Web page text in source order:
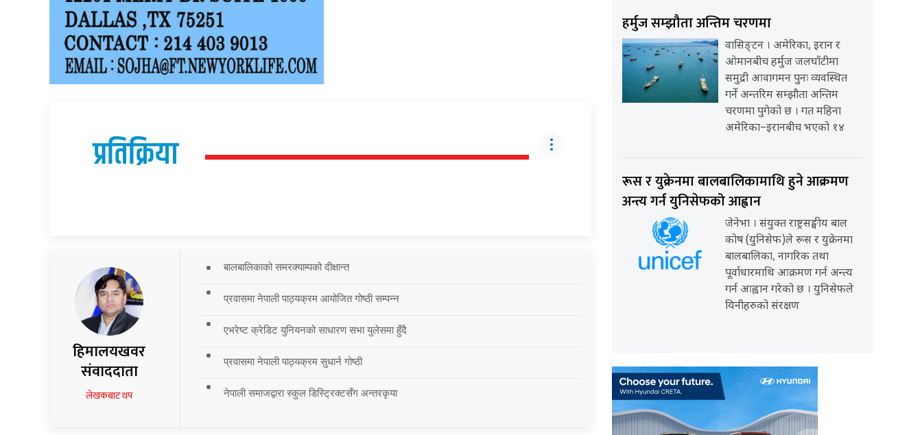
प्रतिक्रिया
हिमालयखवर
संवाददाता
लेखकबाट थप
बालबालिकाको समरक्याम्पको दीक्षान्त
प्रवासमा नेपाली पाठ्यक्रम आयोजित गोष्ठी सम्पन्न
एभरेष्ट क्रेडिट युनियनको साधारण सभा युलेसमा हुँदै
प्रवासमा नेपाली पाठ्यक्रम सुधार्न गोष्ठी
नेपाली समाजद्वारा स्कुल डिस्ट्रिक्टसँग अन्तरकृया
हर्मुज सम्झौता अन्तिम चरणमा
वासिङ्टन । अमेरिका, इरान र
ओमानबीच हर्मुज जलघाँटीमा
समुद्री आवागमन पुनः व्यवस्थित
गर्ने अन्तरिम सम्झौता अन्तिम
चरणमा पुगेको छ । गत महिना
अमेरिका–इरानबीच भएको १४
रूस र युक्रेनमा बालबालिकामाथि हुने आक्रमण
अन्त्य गर्न युनिसेफको आह्वान
जेनेभा । संयुक्त राष्ट्रसङ्घीय बाल
कोष (युनिसेफ)ले रूस र युक्रेनमा
बालबालिका, नागरिक तथा
पूर्वाधारमाथि आक्रमण गर्न अन्त्य
गर्न आह्वान गरेको छ । युनिसेफले
यिनीहरुको संरक्षण